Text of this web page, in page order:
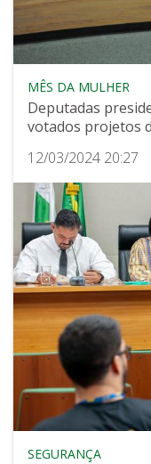
MÊS DA MULHER
Deputadas
votados projetos
12/03/2024 20:27
SEGURANÇA